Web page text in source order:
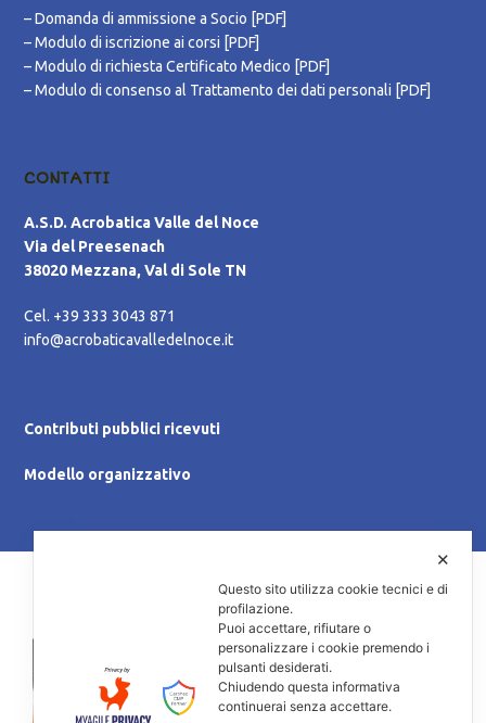
–Domanda di ammissione a Socio [PDF]
–Modulo di iscrizione ai corsi [PDF]
–Modulo di richiesta Certificato Medico [PDF]
–Modulo di consenso al Trattamento dei dati personali [PDF]
CONTATTI
A.S.D. Acrobatica Valle del Noce
Via del Preesenach
38020 Mezzana, Val di Sole TN
Cel. +39 333 3043 871
info@acrobaticavalledelnoce.it
Contributi pubblici ricevuti
Modello organizzativo
© 2021 A.S.D. Ginnastica Acrobatica Valle del Noce
P.IVA 02142190228 - C.F. 92019120226
✕
Questo sito utilizza cookie tecnici e di
profilazione.
Puoi accettare, rifiutare o
personalizzare i cookie premendo i
pulsanti desiderati.
Chiudendo questa informativa
continuerai senza accettare.